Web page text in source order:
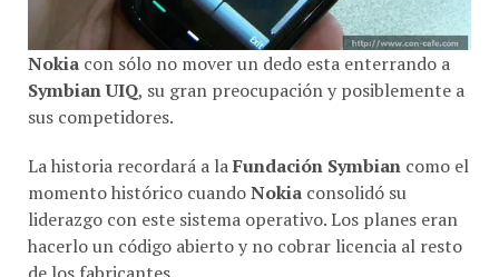
Nokiacon sólo no mover un dedo esta enterrando a
Symbian UIQ , su gran preocupación y posiblemente a
sus competidores.
La historia recordará a la Fundación Symbian
como el
momento histórico cuando Nokia
consolidó su
liderazgo con este sistema operativo. Los planes eran
hacerlo un código abierto y no cobrar licencia al resto
de los fabricantes.